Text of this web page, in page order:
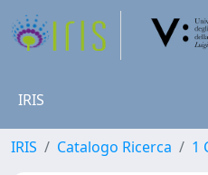
IRIS
IRIS Catalogo Ricerca 1